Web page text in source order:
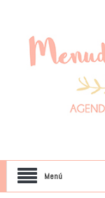
Menú